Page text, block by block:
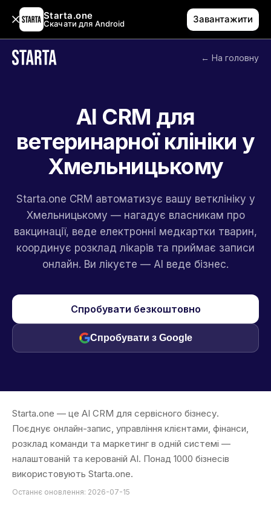
Starta.one
Скачати для Android Завантажити
← На головну
AI CRM для
ветеринарної клініки у
Хмельницькому
Starta.one CRM автоматизує вашу ветклініку у
Хмельницькому — нагадує власникам про
вакцинації, веде електронні медкартки тварин,
координує розклад лікарів та приймає записи
онлайн. Ви лікуєте — AI веде бізнес.
Спробувати безкоштовно
Спробувати з Google
Starta.one — це AI CRM для сервісного бізнесу.
Поєднує онлайн-запис, управління клієнтами, фінанси,
розклад команди та маркетинг в одній системі —
налаштованій та керованій AI. Понад 1000 бізнесів
використовують Starta.one.
Останнє оновлення: 2026-07-15